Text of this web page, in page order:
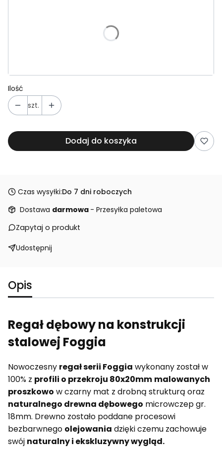
Ilość
szt.
Dodaj do koszyka
Czas wysyłki:Do 7 dni roboczych
Dostawa darmowa - Przesyłka paletowa
Zapytaj o produkt
Udostępnij
Opis
Regał dębowy na konstrukcji
stalowej Foggia
Nowoczesny regał serii Foggia wykonany został w
100% z profili o przekroju 80x20mm malowanych
proszkowo w czarny mat z drobną strukturą oraz
naturalnego drewna dębowego microwczep gr.
18mm. Drewno zostało poddane procesowi
bezbarwnego olejowania dzięki czemu zachowuje
swój naturalny i ekskluzywny wygląd.